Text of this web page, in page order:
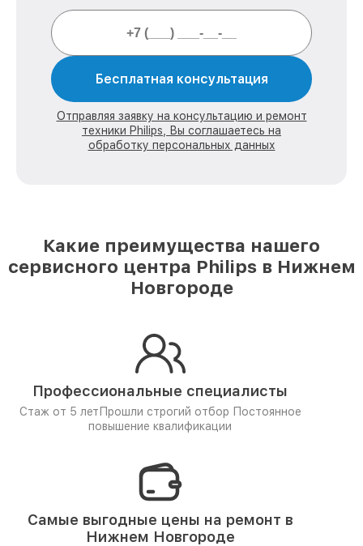
Бесплатная консультация
Отправляя заявку на консультацию и ремонт
техники Philips, Вы соглашаетесь на
обработку персональных данных
Какие преимущества нашего
сервисного центра Philips в Нижнем
Новгороде
Профессиональные специалисты
Стаж от 5 лет Прошли строгий отбор Постоянное
повышение квалификации
Самые выгодные цены на ремонт в
Нижнем Новгороде